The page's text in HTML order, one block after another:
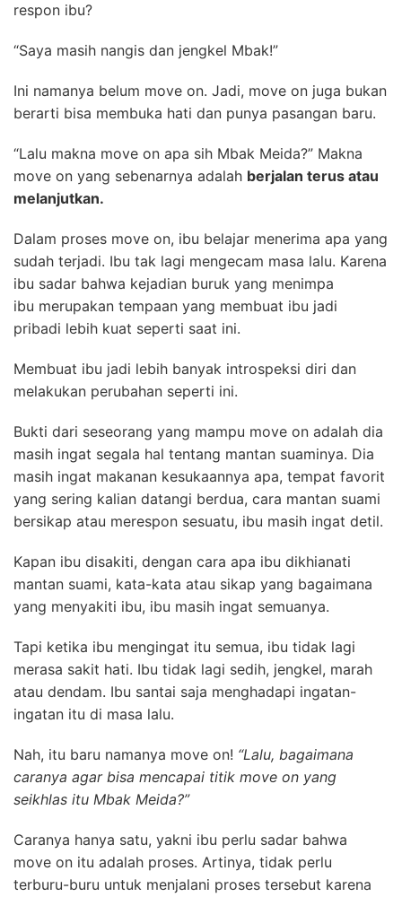
respon ibu?
“Saya masih nangis dan jengkel Mbak!”
Ini namanya belum move on. Jadi, move on juga bukan
berarti bisa membuka hati dan punya pasangan baru.
“Lalu makna move on apa sih Mbak Meida?” Makna
move on yang sebenarnya adalah berjalan terus atau
melanjutkan.
Dalam proses move on, ibu belajar menerima apa yang
sudah terjadi. Ibu tak lagi mengecam masa lalu. Karena
ibu sadar bahwa kejadian buruk yang menimpa
ibu merupakan tempaan yang membuat ibu jadi
pribadi lebih kuat seperti saat ini.
Membuat ibu jadi lebih banyak introspeksi diri dan
melakukan perubahan seperti ini.
Bukti dari seseorang yang mampu move on adalah dia
masih ingat segala hal tentang mantan suaminya. Dia
masih ingat makanan kesukaannya apa, tempat favorit
yang sering kalian datangi berdua, cara mantan suami
bersikap atau merespon sesuatu, ibu masih ingat detil.
Kapan ibu disakiti, dengan cara apa ibu dikhianati
mantan suami, kata-kata atau sikap yang bagaimana
yang menyakiti ibu, ibu masih ingat semuanya.
Tapi ketika ibu mengingat itu semua, ibu tidak lagi
merasa sakit hati. Ibu tidak lagi sedih, jengkel, marah
atau dendam. Ibu santai saja menghadapi ingatan-
ingatan itu di masa lalu.
Nah, itu baru namanya move on! “Lalu, bagaimana
caranya agar bisa mencapai titik move on yang
seikhlas itu Mbak Meida?”
Caranya hanya satu, yakni ibu perlu sadar bahwa
move on itu adalah proses. Artinya, tidak perlu
terburu-buru untuk menjalani proses tersebut karena